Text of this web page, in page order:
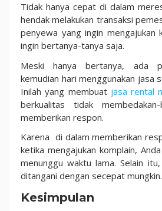
Tidak hanya cepat di dalam
hendak melakukan transaksi
penyewa yang ingin mengajukan
ingin bertanya-tanya saja.
Meski hanya bertanya, ada
kemudian hari menggunakan jasa
Inilah yang membuat jasa rental
berkualitas tidak
memberikan respon.
Karena di dalam memberikan
ketika mengajukan komplain,
menunggu waktu lama. Selain
ditangani dengan secepat mungkin.
Kesimpulan